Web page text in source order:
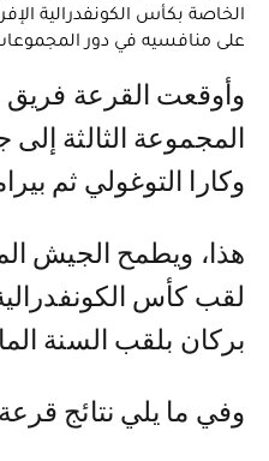
الخاصة بكأس الكونفدرالية
على منافسيه في دور
وأوقعت القرعة فريق الجيش الملكي في
المجموعة الثالثة
وكارا التوغولي ثم
هذا، ويطمح الجيش
لقب كأس
بركان بلقب السنة
وفي ما يلي نتائج